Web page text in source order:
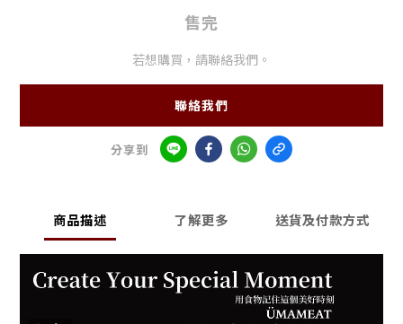
售完
若想購買，請聯絡我們。
聯絡我們
分享到
商品描述 了解更多 送貨及付款方式